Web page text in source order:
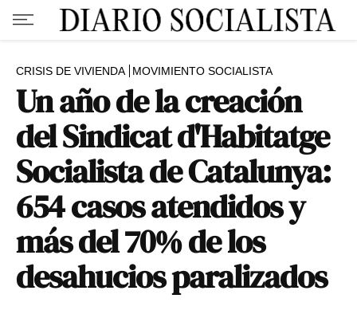
CRISIS DE VIVIENDA MOVIMIENTO SOCIALISTA
Un año de la creación
del Sindicat d'Habitatge
Socialista de Catalunya:
654 casos atendidos y
más del 70% de los
desahucios paralizados